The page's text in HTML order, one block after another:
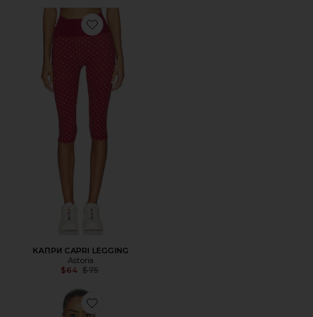
Favorite КАПРИ CAPRI LEGGING
КАПРИ CAPRI LEGGING
Astoria
$64
Previous price:
$75
Favorite МАЙКА RIBBED BRALETTE TANK TOP